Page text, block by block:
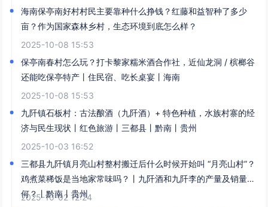
海南保亭南好村村民主要靠种什么挣钱？红藤和益智种了多少
亩？作为国家森林乡村，生态环境到底怎么样？
2025-10-08 15:53
保亭南春村怎么玩？打卡黎家糯米酒合作社，近仙龙洞 / 槟榔谷
还能吃保亭特产丨住民宿、吃长桌宴丨海南
2025-10-08 15:53
九阡镇石板村：古法酿酒（九阡酒）+ 特色种植，水族村寨的经
济与民生现状丨红色旅游丨三都县丨黔南丨贵州
2025-10-03 16:52
三都县九阡镇月亮山村整村搬迁后什么时候开始叫 “月亮山村”？
鸡煮菜稀饭是当地家常味吗？丨九阡酒和九阡李的产量及销量如
何？丨黔南丨贵州
2025-10-02 12:24